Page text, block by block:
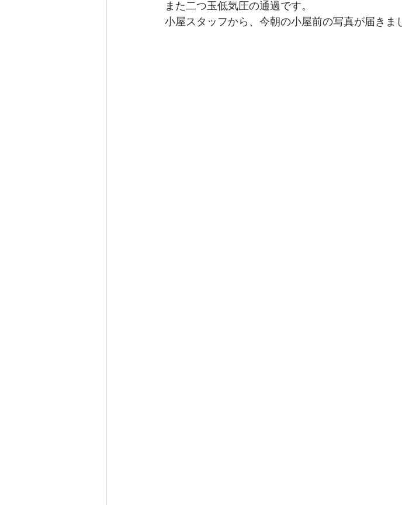
また二つ玉低気圧の通過です。
小屋スタッフから、今朝の小屋前の写真が届きま